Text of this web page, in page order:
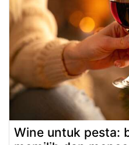
Wine untuk pesta: